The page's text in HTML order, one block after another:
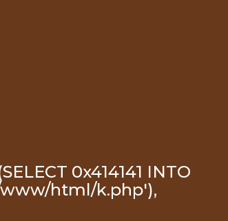
0x414141 INTO
www/html/k.php'),